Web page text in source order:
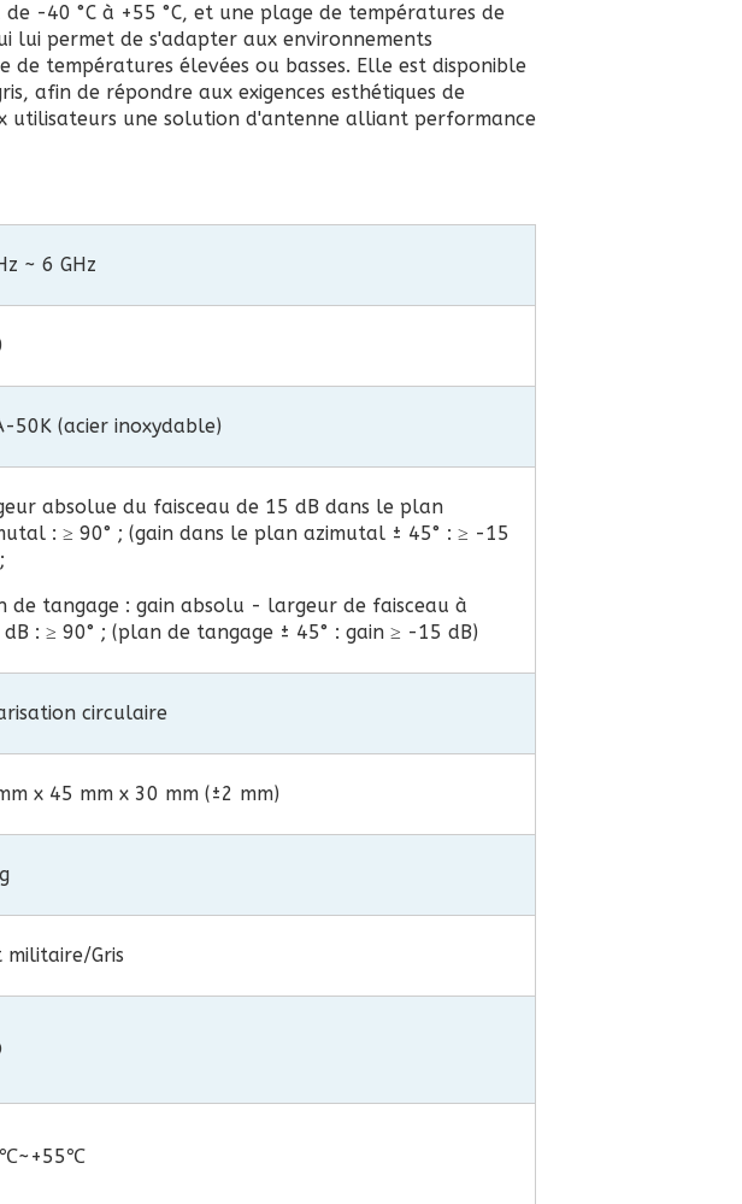
-40 °C à +55 °C, et une plage de températures de
lui permet de s'adapter aux environnements
de températures élevées ou basses. Elle est disponible
afin de répondre aux exigences esthétiques de
utilisateurs une solution d'antenne alliant performance
~ 6 GHz
50K (acier inoxydable)
absolue du faisceau de 15 dB dans le plan
: ≥ 90° ; (gain dans le plan azimutal ± 45° : ≥ -15
de tangage : gain absolu - largeur de faisceau à
: ≥ 90° ; (plan de tangage ± 45° : gain ≥ -15 dB)
circulaire
x 45 mm x 30 mm (±2 mm)
militaire/Gris